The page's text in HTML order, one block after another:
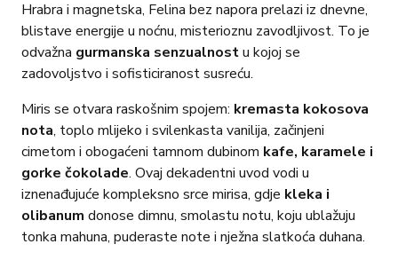
Hrabra i magnetska, Felina bez napora prelazi iz dnevne,
blistave energije u noćnu, misterioznu zavodljivost. To je
odvažna gurmanska senzualnostu kojoj se
zadovoljstvo i sofisticiranost susreću.
Miris se otvara raskošnim spojem: kremasta kokosova
nota, toplo mlijeko i svilenkasta vanilija, začinjeni
cimetom i obogaćeni tamnom dubinom kafe, karamele i
gorke čokolade. Ovaj dekadentni uvod vodi u
iznenađujuće kompleksno srce mirisa, gdje kleka i
olibanum donose dimnu, smolastu notu, koju ublažuju
tonka mahuna, puderaste note i nježna slatkoća duhana.